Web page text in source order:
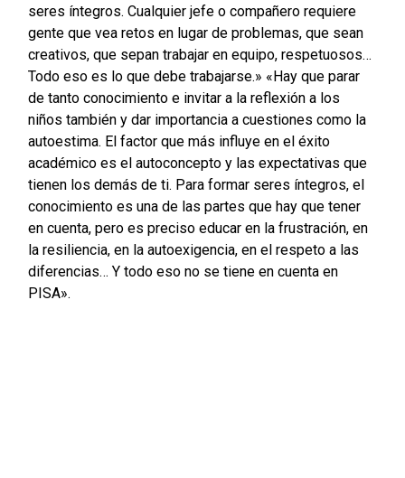
seres íntegros. Cualquier jefe o compañero requiere
gente que vea retos en lugar de problemas, que sean
creativos, que sepan trabajar en equipo, respetuosos…
Todo eso es lo que debe trabajarse.» «Hay que parar
de tanto conocimiento e invitar a la reflexión a los
niños también y dar importancia a cuestiones como la
autoestima. El factor que más influye en el éxito
académico es el autoconcepto y las expectativas que
tienen los demás de ti. Para formar seres íntegros, el
conocimiento es una de las partes que hay que tener
en cuenta, pero es preciso educar en la frustración, en
la resiliencia, en la autoexigencia, en el respeto a las
diferencias… Y todo eso no se tiene en cuenta en
PISA».